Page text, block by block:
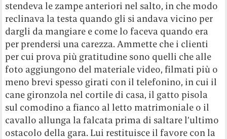
stendeva le zampe anteriori nel salto, in che modo
reclinava la testa quando gli si andava vicino per
dargli da mangiare e come lo faceva quando era
per prendersi una carezza. Ammette che i clienti
per cui prova più gratitudine sono quelli che alle
foto aggiungono del materiale video, filmati più o
meno brevi spesso girati con il telefonino, in cui il
cane gironzola nel cortile di casa, il gatto pisola
sul comodino a fianco al letto matrimoniale o il
cavallo allunga la falcata prima di saltare l’ultimo
ostacolo della gara. Lui restituisce il favore con la